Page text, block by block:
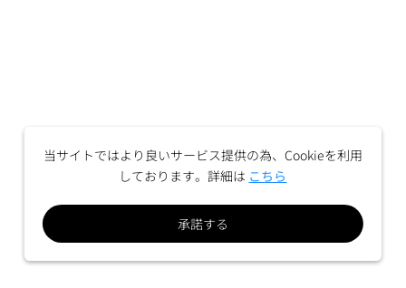
当サイトではより良いサービス提供の為、Cookieを利用
しております。詳細は こちら
承諾する